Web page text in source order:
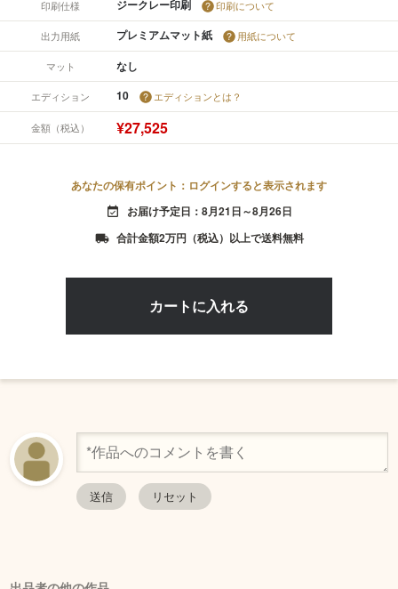
印刷仕様 ジークレー印刷 印刷について
出力用紙 プレミアムマット紙 用紙について
マット なし
エディション 10 エディションとは？
金額（税込） ¥27,525
あなたの保有ポイント：ログインすると表示されます
event_available お届け予定日：8月21日～8月26日
local_shipping 合計金額2万円（税込）以上で送料無料